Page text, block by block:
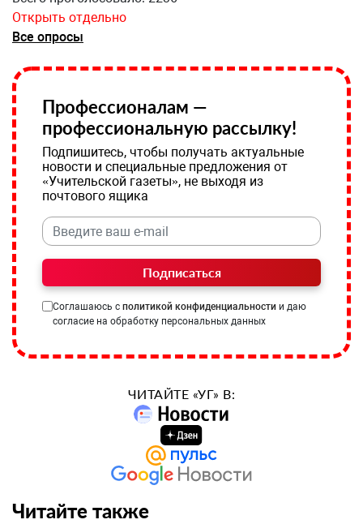
Открыть отдельно
Все опросы
Профессионалам —
профессиональную рассылку!
Подпишитесь, чтобы получать актуальные
новости и специальные предложения от
«Учительской газеты», не выходя из
почтового ящика
Подписаться
Соглашаюсь с политикой конфиденциальности и даю
согласие на обработку персональных данных
ЧИТАЙТЕ «УГ» В:
Читайте также